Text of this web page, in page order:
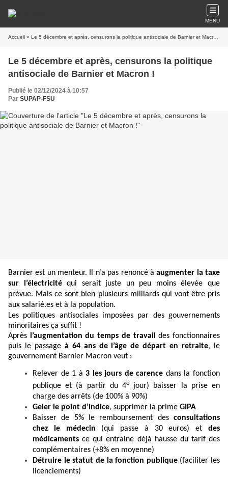
MENU
Accueil » Le 5 décembre et après, censurons la politique antisociale de Barnier et Macron !
Le 5 décembre et après, censurons la politique
antisociale de Barnier et Macron !
Publié le 02/12/2024 à 10:57
Par SUPAP-FSU
Barnier est un menteur. Il n’a pas renoncé àaugmenter la taxe
sur l’électricitéqui serait juste un peu moins élevée que
prévue. Mais ce sont bien plusieurs milliards qui vont être pris
aux salarié.es et à la population.
Les politiques antisociales imposées par des gouvernements
minoritaires ça suffit !
Après
l’augmentation du temps de travail des fonctionnaires
puis le passage à 64 ans de l’âge dedépart en retraite, le
gouvernement Barnier Macron veut :
Relever de 1 à 3 les jours de carence dans la fonction
publique et (à partir du 4e
jour) baisser la prise en
charge des arrêts (de 100% à 90%)
Geler le point d’indice, supprimer la prime GIPA
Baisser de 5% le remboursement des consultations
chez le médecin (qui passe à 30 euros) et des
médicaments ce qui entraine déjà hausse du tarif des
complémentaires (+8% en moyenne)
Détruire le statut de la fonction publique(faciliter les
licenciements)